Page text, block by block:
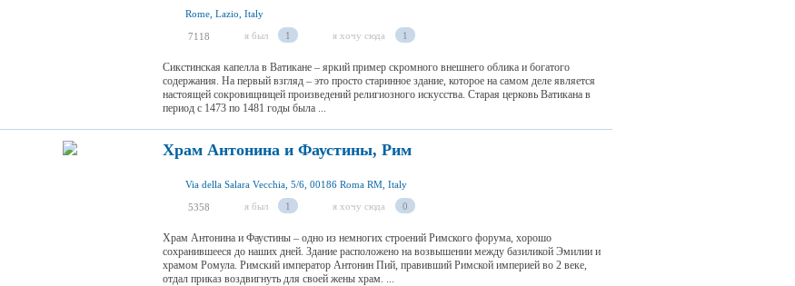
Rome, Lazio, Italy
7118 я был 1 я хочу сюда 1
Сикстинская капелла в Ватикане – яркий пример скромного внешнего облика и богатого
содержания. На первый взгляд – это просто старинное здание, которое на самом деле является
настоящей сокровищницей произведений религиозного искусства. Старая церковь Ватикана в
период с 1473 по 1481 годы была ...
Храм Антонина и Фаустины, Рим
Via della Salara Vecchia, 5/6, 00186 Roma RM, Italy
5358 я был 1 я хочу сюда 0
Храм Антонина и Фаустины – одно из немногих строений Римского форума, хорошо
сохранившееся до наших дней. Здание расположено на возвышении между базиликой Эмилии и
храмом Ромула. Римский император Антонин Пий, правивший Римской империей во 2 веке,
отдал приказ воздвигнуть для своей жены храм. ...